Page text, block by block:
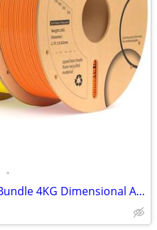
•
PLA Plus Filament 1.75mm Bundle 4KG Dimensional Accuracy +/- 0.02mm, 4